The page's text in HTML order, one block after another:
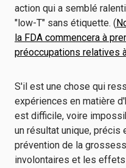
action qui a semblé
"low-T" sans étiquette. (
la FDA commencera à
préoccupations relatives
S'il est une chose qui
expériences en matière
est difficile, voire
un résultat unique, précis
prévention de la
involontaires et les